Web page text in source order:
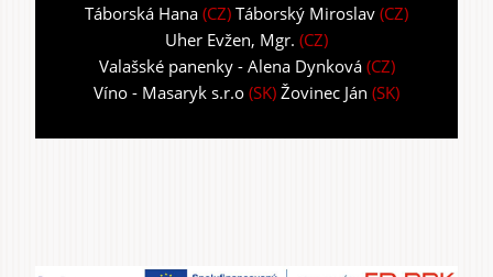
Táborská Hana (CZ) Táborský Miroslav (CZ)
Uher Evžen, Mgr. (CZ)
Valašské panenky - Alena Dynková(CZ)
Víno - Masaryk s.r.o (SK) Žovinec Ján (SK)